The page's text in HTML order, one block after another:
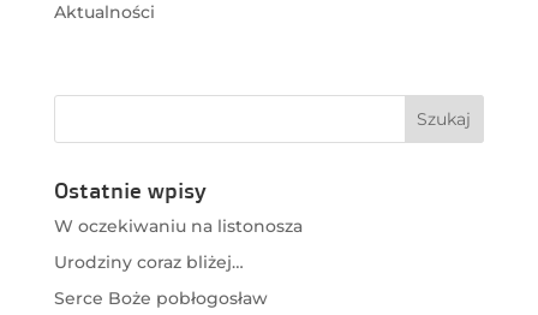
Aktualności
Ostatnie wpisy
W oczekiwaniu na listonosza
Urodziny coraz bliżej…
Serce Boże pobłogosław